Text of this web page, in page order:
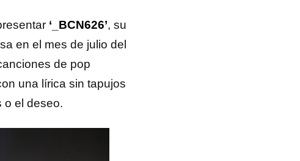
‘_BCN626’, su
en el mes de julio del
de pop
una lírica sin tapujos
o el deseo.